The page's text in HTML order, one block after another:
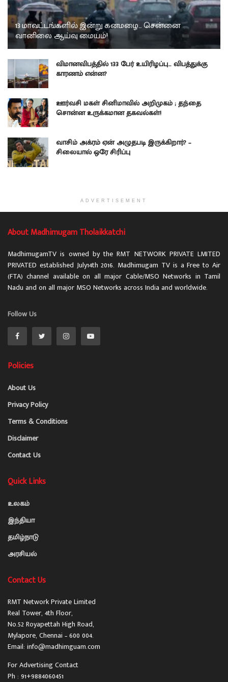
13 மாவட்டங்களில் இன்று கனமழை… சென்னை
வானிலை ஆய்வு மையம்!
விமானவிபத்தில் 133 பேர் உயிரிழப்பு… விபத்துக்கு
காரணம் என்ன?
ஊர்வசி மகள் சினிமாவில் அறிமுகம் ; தந்தை
சொன்ன உருக்கமான தகவல்கள்!
வாசிம் அக்ரம் ஏன் அழுதபடி இருக்கிறார்? –
சிலையால் ஒரே சிரிப்பு
ADVERTISEMENT
About Madhimugam Tholaikkatchi
MadhimugamTV is owned by the RMT NETWORK PRIVATE LMITED
PRIVATED established July14th 2016. Madhimugam TV is a Free to Air
(FTA) channel available on all major Cable/MSO Networks in Tamil
Nadu and on all major MSO Networks across India and worldwide.
Follow Us
Policies
About Us
Privacy Policy
Terms & Conditions
Disclaimer
Contact Us
Quick Links
உலகம்
இந்தியா
தமிழ்நாடு
அரசியல்
Contact Us
RMT Network Private Limited
Real Tower, 4th Floor,
No.52 Royapettah High Road,
Mylapore, Chennai – 600 004.
Email: info@madhimguam.com
For Advertising Contact
Ph : 91+9884060451